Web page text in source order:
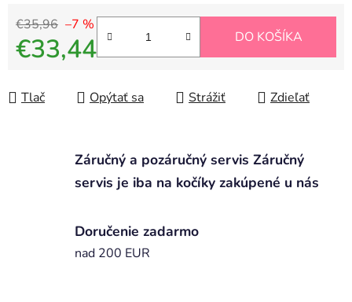
€35,96 –7 %
€33,44 DO KOŠÍKA
Tlač Opýtať sa Strážiť Zdieľať
Záručný a pozáručný servis Záručný
servis je iba na kočíky zakúpené u nás
Doručenie zadarmo
nad 200 EUR